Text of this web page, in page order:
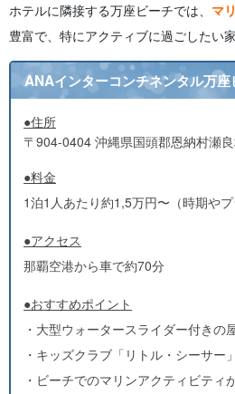
ホテルに隣接する万座ビーチでは、 マ
豊富で、特にアクティブに過ごしたい
ANAインターコンチネンタル万
●住所
〒904-0404 沖縄県国頭郡恩納村瀬
●料金
1泊1人あたり約1,5万円〜（時期やプ
●アクセス
那覇空港から車で約70分
●おすすめポイント
・大型ウォータースライダー付きの
・キッズクラブ「リトル・シーサー」
・ビーチでのマリンアクティビティ